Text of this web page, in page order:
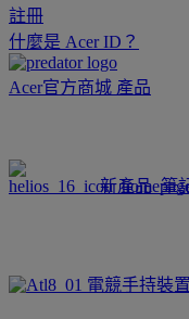
註冊
什麼是 Acer ID？
Acer官方商城 產品
新產品 筆
電競手持裝置